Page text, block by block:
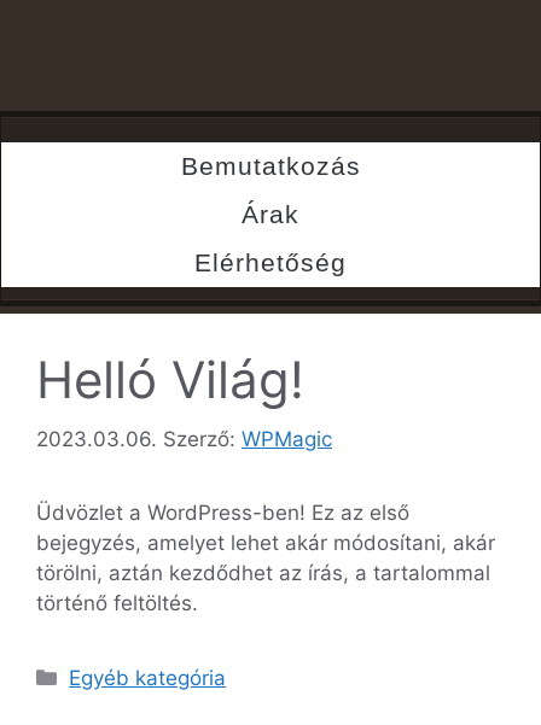
Bemutatkozás
Árak
Elérhetőség
Helló Világ!
2023.03.06. Szerző: WPMagic
Üdvözlet a WordPress-ben! Ez az első
bejegyzés, amelyet lehet akár módosítani, akár
törölni, aztán kezdődhet az írás, a tartalommal
történő feltöltés.
Egyéb kategória